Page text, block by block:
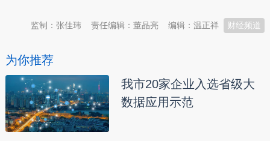
财经频道
编辑：温正祥
责任编辑：董晶亮
监制：张佳玮
为你推荐
我市20家企业入选省级大
数据应用示范